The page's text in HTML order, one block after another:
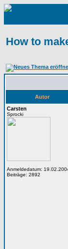
How to
Autor
Carsten
Sprocki
Anmeldedatum:
Beiträge: 2892